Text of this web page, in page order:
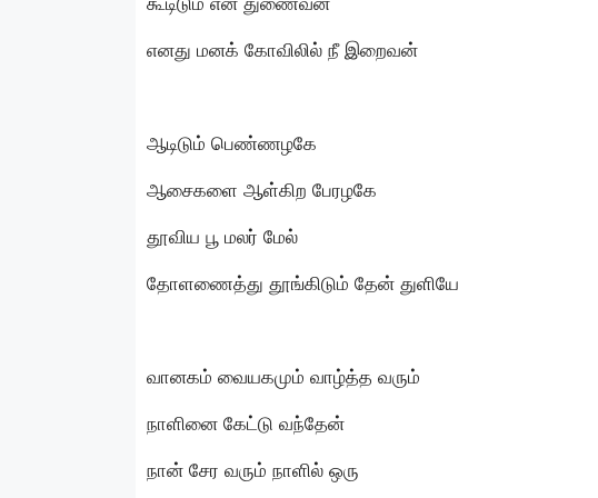
எனது மனக் கோவிலில் நீ இறைவன்
ஆடிடும் பெண்ணழகே
ஆசைகளை ஆள்கிற பேரழகே
தூவிய பூ மலர் மேல்
தோளணைத்து தூங்கிடும் தேன் துளியே
வானகம் வையகமும் வாழ்த்த வரும்
நாளினை கேட்டு வந்தேன்
நான் சேர வரும் நாளில் ஒரு